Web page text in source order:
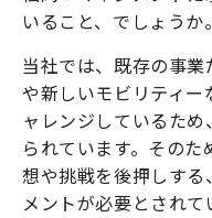
いること、でしょうか。
当社では、既存の事
や新しいモビリティ
ャレンジしているた
られています。その
想や挑戦を後押しす
メントが必要とされて